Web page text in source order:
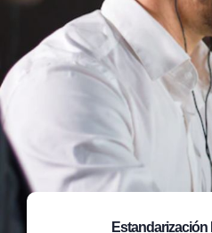
Estandarización